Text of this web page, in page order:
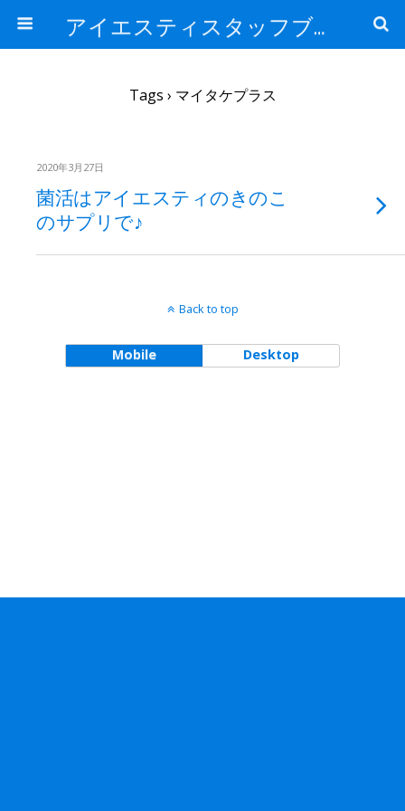
アイエスティスタッフブログ
Tags › マイタケプラス
2020年3月27日
菌活はアイエスティのきのこ
のサプリで♪
Back to top
Mobile Desktop